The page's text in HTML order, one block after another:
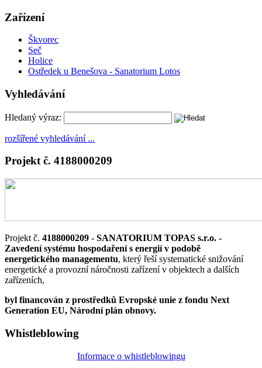
Zařízení
Škvorec
Seč
Holice
Ostředek u Benešova - Sanatorium Lotos
Vyhledávání
Hledaný výraz:
rozšířené vyhledávání ...
Projekt č. 4188000209
Projekt č. 4188000209 - SANATORIUM TOPAS s.r.o. -
Zavedení systému hospodaření s energií v podobě
energetického managementu, který řeší systematické snižování
energetické a provozní náročnosti zařízení v objektech a dalších
zařízeních,
byl financován z prostředků Evropské unie z fondu Next
Generation EU, Národní plán obnovy.
Whistleblowing
Informace o whistleblowingu